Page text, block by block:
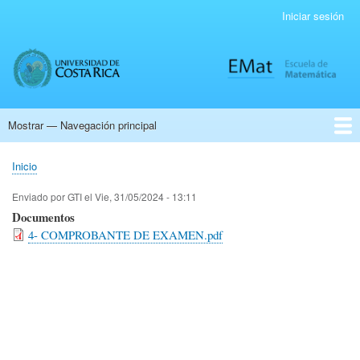
cuenta
de
Iniciar sesión
Navegación
Mostrar — Navegación principal
Pagina Principal
Personal Administrativo
Matemática pura
Ciencias Actuariales
Demo: Application
Educación Matemática
Enseñanza de la Matemática
Matemática Aplicada
Sobrescribir
enlaces
de
ayuda
Inicio
Enviado porGTIel Vie, 31/05/2024 - 13:11
Documentos
4- COMPROBANTE DE EXAMEN.pdf